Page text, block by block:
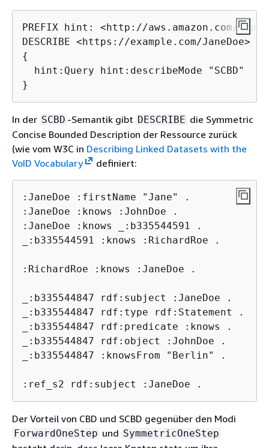
PREFIX hint: <http://aws.amazon.com/
{
  hint:Query hint:describeMode "SCBD"
}
In der SCBD -Semantik gibt DESCRIBE die Symmetric
Concise Bounded Description der Ressource zurück
(wie vom W3C in Describing Linked Datasets with the
VoID Vocabulary
definiert:
:JaneDoe :firstName "Jane" .
:JaneDoe :knows :JohnDoe .
:JaneDoe :knows _:b335544591 .
_:b335544591 :knows :RichardRoe .
:RichardRoe :knows :JaneDoe .
_:b335544847 rdf:subject :JaneDoe .
_:b335544847 rdf:type rdf:Statement .
_:b335544847 rdf:predicate :knows .
_:b335544847 rdf:object :JohnDoe .
_:b335544847 :knowsFrom "Berlin" .
:ref_s2 rdf:subject :JaneDoe .
Der Vorteil von CBD und SCBD gegenüber den Modi
ForwardOneStep und SymmetricOneStep